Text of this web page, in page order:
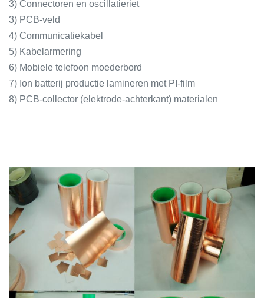
3) Connectoren en oscillatieriet
3) PCB-veld
4) Communicatiekabel
5) Kabelarmering
6) Mobiele telefoon moederbord
7) Ion batterij productie lamineren met PI-film
8) PCB-collector (elektrode-achterkant) materialen